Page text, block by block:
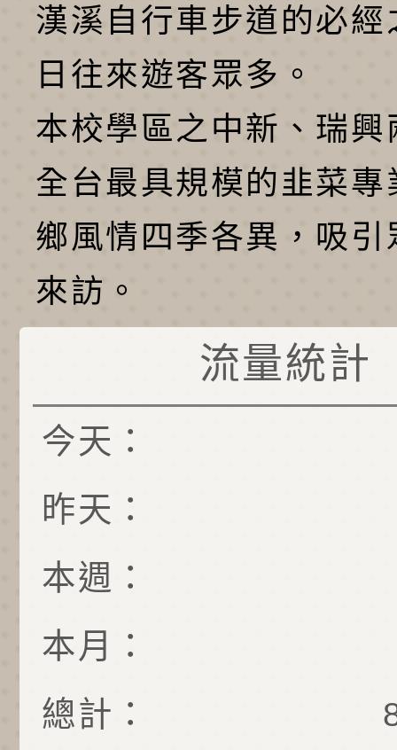
漢溪自行車步道的必經
日往來遊客眾多。
本校學區之中新、瑞興
全台最具規模的韭菜專
鄉風情四季各異，吸引
來訪。
流量統計
今天：
昨天：
本週：
本月：
總計：